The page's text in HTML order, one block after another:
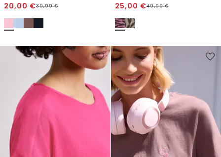
20,00 €39,99€
25,00 €49,99€